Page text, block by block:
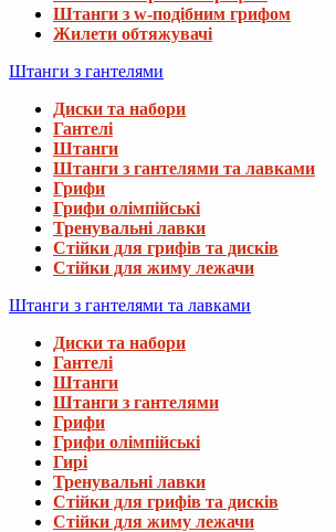
Штанги з w-подібним грифом
Жилети обтяжувачі
Штанги з гантелями
Диски та набори
Гантелі
Штанги
Штанги з гантелями та лавками
Грифи
Грифи олімпійські
Тренувальні лавки
Стійки для грифів та дисків
Стійки для жиму лежачи
Штанги з гантелями та лавками
Диски та набори
Гантелі
Штанги
Штанги з гантелями
Грифи
Грифи олімпійські
Гирі
Тренувальні лавки
Стійки для грифів та дисків
Стійки для жиму лежачи